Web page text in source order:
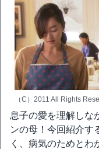
（C）2011 All Rights
息子の愛を理解しな
ンの母！今回紹介す
く、病気のためとわ